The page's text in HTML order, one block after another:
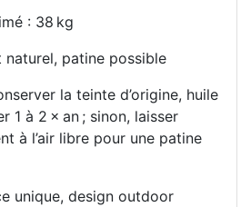
: 38 kg
patine possible
la teinte d’origine, huile
1 à 2 × an ; sinon, laisser
à l’air libre pour une patine
unique, design outdoor